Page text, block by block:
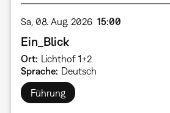
Sa, 08. Aug. 2026 15:00
Ein_Blick
Ort Lichthof 1+2
Sprache Deutsch
Führung